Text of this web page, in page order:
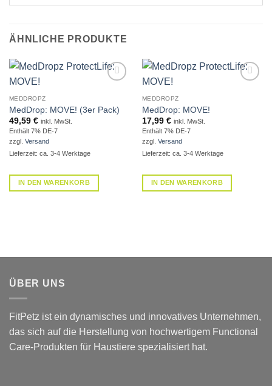
ÄHNLICHE PRODUKTE
MEDDROPZ
MedDrop: MOVE! (3er Pack)
49,59 € inkl. MwSt.
Enthält 7% DE-7
zzgl. Versand
Lieferzeit: ca. 3-4 Werktage
IN DEN WARENKORB
MEDDROPZ
MedDrop: MOVE!
17,99 € inkl. MwSt.
Enthält 7% DE-7
zzgl. Versand
Lieferzeit: ca. 3-4 Werktage
IN DEN WARENKORB
ÜBER UNS
FitPetz ist ein dynamisches und innovatives Unternehmen,
das sich auf die Herstellung von hochwertigem Functional
Care-Produkten für Haustiere spezialisiert hat.